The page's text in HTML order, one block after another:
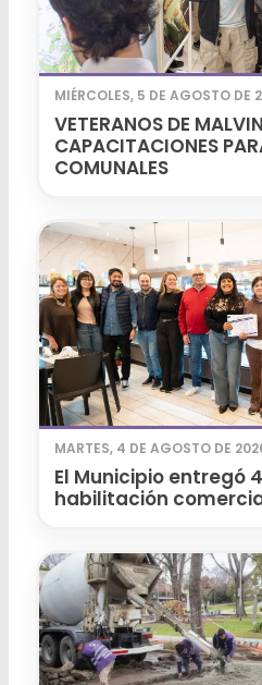
MIÉRCOLES, 5 DE AGOSTO DE
VETERANOS DE
CAPACITACIONES
COMUNALES
MARTES, 4 DE AGOSTO DE
El Municipio entregó
habilitación